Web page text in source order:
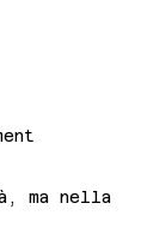
ma nella